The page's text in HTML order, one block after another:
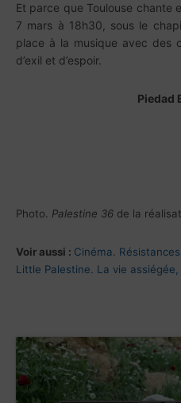
Et parce que Toulouse chante
7 mars à 18h30, sous le
place à la musique avec des
d’exil et d’espoir.
Piedad
Photo. Palestine 36 de la
Voir aussi : Cinéma.
Little Palestine. La vie